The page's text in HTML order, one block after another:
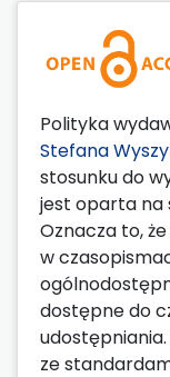
Polityka
Stefana
stosunku do
jest oparta na
Oznacza to,
w
dostępne do
ze